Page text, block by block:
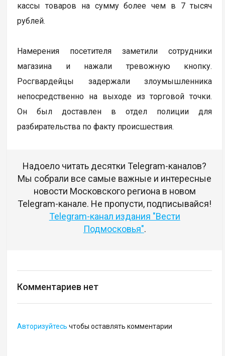
кассы товаров на сумму более чем в 7 тысяч
рублей.
Намерения посетителя заметили сотрудники
магазина и нажали тревожную кнопку.
Росгвардейцы задержали злоумышленника
непосредственно на выходе из торговой точки.
Он был доставлен в отдел полиции для
разбирательства по факту происшествия.
Надоело читать десятки Telegram-каналов?
Мы собрали все самые важные и интересные
новости Московского региона в новом
Telegram-канале. Не пропусти, подписывайся!
Telegram-канал издания "Вести
Подмосковья".
Комментариев нет
Авторизуйтесь чтобы оставлять комментарии